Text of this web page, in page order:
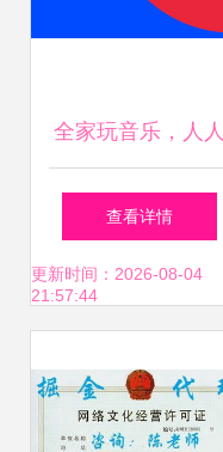
全家玩音乐，人人
都是演奏家——网
络文化经营的幸福
查看详情
更新时间：2026-08-04
21:57:44